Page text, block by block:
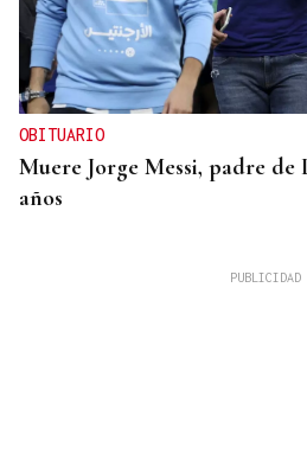
OBITUARIO
Muere Jorge Messi, padre de
años